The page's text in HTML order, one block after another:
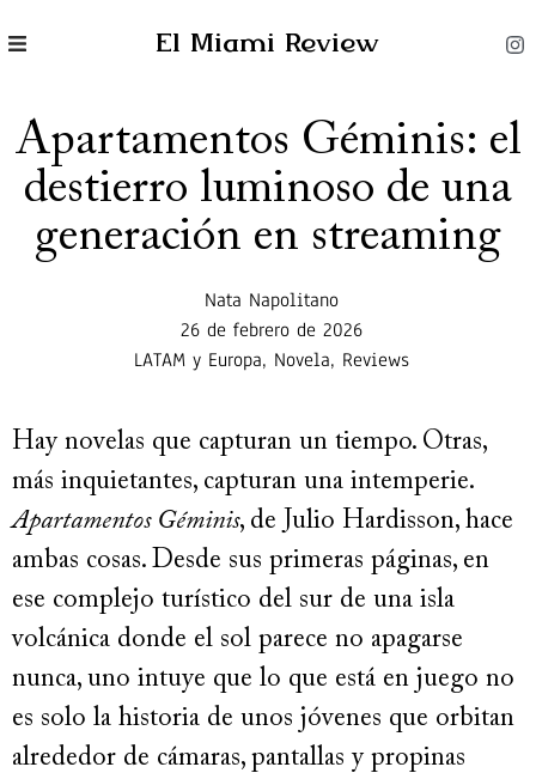
El Miami Review
Apartamentos Géminis: el
destierro luminoso de una
generación en streaming
Nata Napolitano
26 de febrero de 2026
LATAM y Europa, Novela, Reviews
Hay novelas que capturan un tiempo. Otras,
más inquietantes, capturan una intemperie.
Apartamentos Géminis, de Julio Hardisson, hace
ambas cosas. Desde sus primeras páginas, en
ese complejo turístico del sur de una isla
volcánica donde el sol parece no apagarse
nunca, uno intuye que lo que está en juego no
es solo la historia de unos jóvenes que orbitan
alrededor de cámaras, pantallas y propinas